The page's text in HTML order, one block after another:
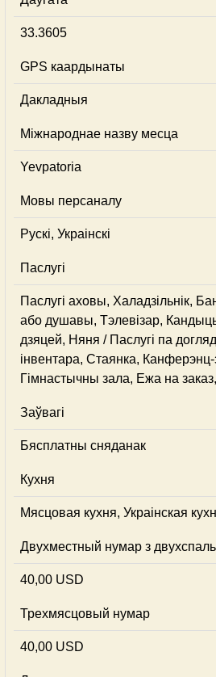
33.3605
GPS каардынаты
Дакладныя
Міжнароднае назву месца
Yevpatoria
Мовы персаналу
Рускі, Украінскі
Паслугі
Паслугі аховы, Халадзільнік,
або душавы, Тэлевізар,
дзяцей, Няня / Паслугі па
інвентара, Стаянка,
Гімнастычны зала, Ежа на
Заўвагі
Бясплатны сняданак
Кухня
Мясцовая кухня, Украінская
Двухместный нумар з
40,00 USD
Трехмясцовый нумар
40,00 USD